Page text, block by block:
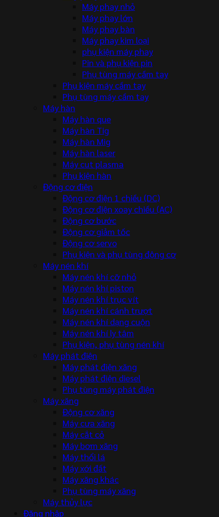
Máy phay nhỏ
Máy phay lớn
Máy phay bàn
Máy phay kim loại
phụ kiện máy phay
Pin và phụ kiện pin
Phụ tùng máy cầm tay
Phụ kiện máy cầm tay
Phụ tùng máy cầm tay
Máy hàn
Máy hàn que
Máy hàn Tig
Máy hàn Mig
Máy hàn laser
Máy cut plasma
Phụ kiện hàn
Động cơ điện
Động cơ điện 1 chiều (DC)
Động cơ điện xoay chiều (AC)
Động cơ bước
Động cơ giảm tốc
Động cơ servo
Phụ kiện và phụ tùng động cơ
Máy nén khí
Máy nén khí cỡ nhỏ
Máy nén khí piston
Máy nén khí trục vít
Máy nén khí cánh trượt
Máy nén khí dạng cuộn
Máy nén khí ly tâm
Phụ kiện, phụ tùng nén khí
Máy phát điện
Máy phát điện xăng
Máy phát điện diesel
Phụ tùng máy phát điện
Máy xăng
Động cơ xăng
Máy cưa xăng
Máy cắt cỏ
Máy bơm xăng
Máy thổi lá
Máy xới đất
Máy xăng khác
Phụ tùng máy xăng
Máy thủy lực
Đăng nhập